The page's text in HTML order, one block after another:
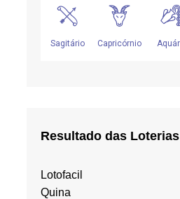
Resultado das Loterias
Lotofacil
Quina